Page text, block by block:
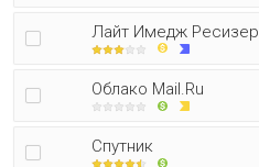
Лайт Имедж Ресизер
Облако Mail.Ru
Спутник